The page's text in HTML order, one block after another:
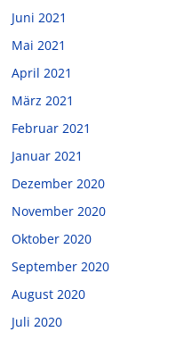
Juni 2021
Mai 2021
April 2021
März 2021
Februar 2021
Januar 2021
Dezember 2020
November 2020
Oktober 2020
September 2020
August 2020
Juli 2020